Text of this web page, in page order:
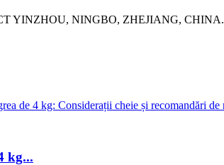
YINZHOU, NINGBO, ZHEJIANG, CHINA.
kg...